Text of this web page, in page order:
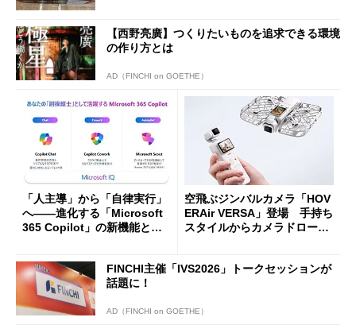
【西野亮廣】つくりたいものを追求できる環境
の作り方とは
AD（FINCHI on GOETHE）
「人主導」から「自律実行」
へ――進化する「Microsoft
365 Copilot」の新機能とエ
空飛ぶジンバルカメラ「HOV
ERAir VERSA」登場 手持ち
スタイルからカメラドローン
FINCHI主催「IVS2026」トークセッションが
話題に！
AD（FINCHI on GOETHE）